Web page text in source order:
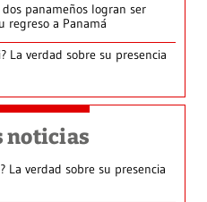
panameños logran ser
regreso a Panamá
La verdad sobre su presencia
noticias
La verdad sobre su presencia